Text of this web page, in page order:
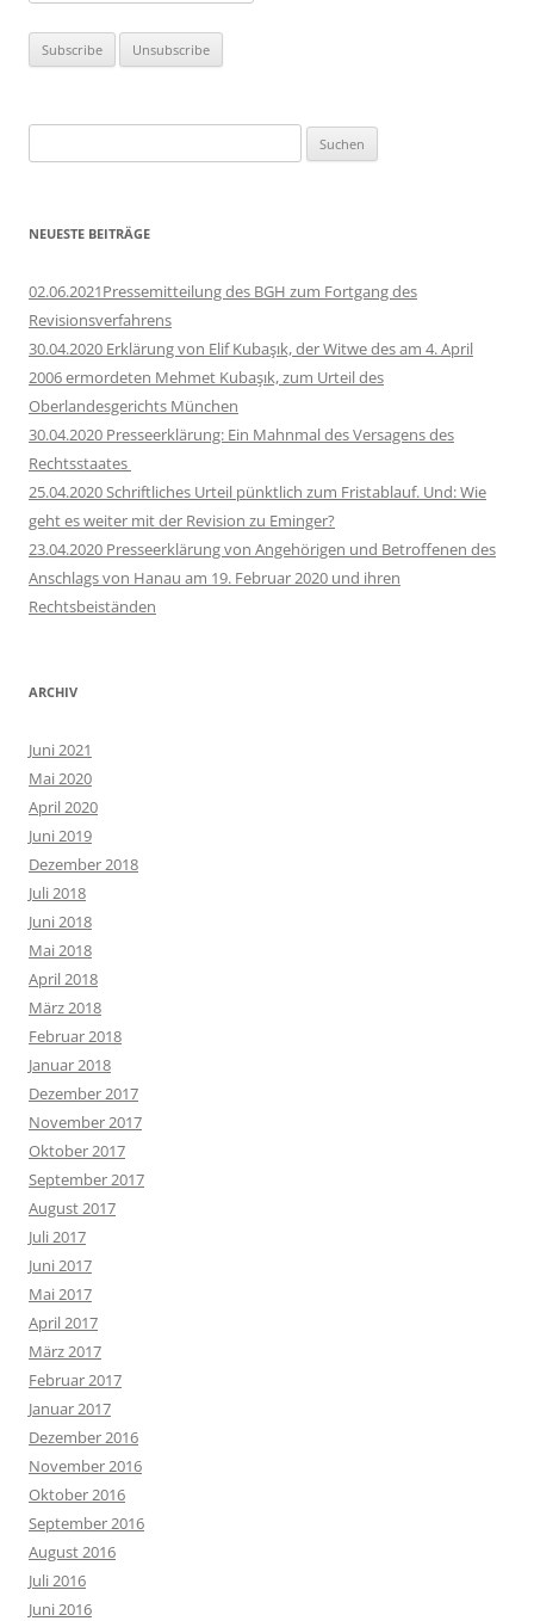
nach:
NEUESTE BEITRÄGE
02.06.2021Pressemitteilung des BGH zum Fortgang des
Revisionsverfahrens
30.04.2020 Erklärung von Elif Kubaşık, der Witwe des am 4. April
2006 ermordeten Mehmet Kubaşık, zum Urteil des
Oberlandesgerichts München
30.04.2020 Presseerklärung: Ein Mahnmal des Versagens des
Rechtsstaates
25.04.2020 Schriftliches Urteil pünktlich zum Fristablauf. Und: Wie
geht es weiter mit der Revision zu Eminger?
23.04.2020 Presseerklärung von Angehörigen und Betroffenen des
Anschlags von Hanau am 19. Februar 2020 und ihren
Rechtsbeiständen
ARCHIV
Juni 2021
Mai 2020
April 2020
Juni 2019
Dezember 2018
Juli 2018
Juni 2018
Mai 2018
April 2018
März 2018
Februar 2018
Januar 2018
Dezember 2017
November 2017
Oktober 2017
September 2017
August 2017
Juli 2017
Juni 2017
Mai 2017
April 2017
März 2017
Februar 2017
Januar 2017
Dezember 2016
November 2016
Oktober 2016
September 2016
August 2016
Juli 2016
Juni 2016